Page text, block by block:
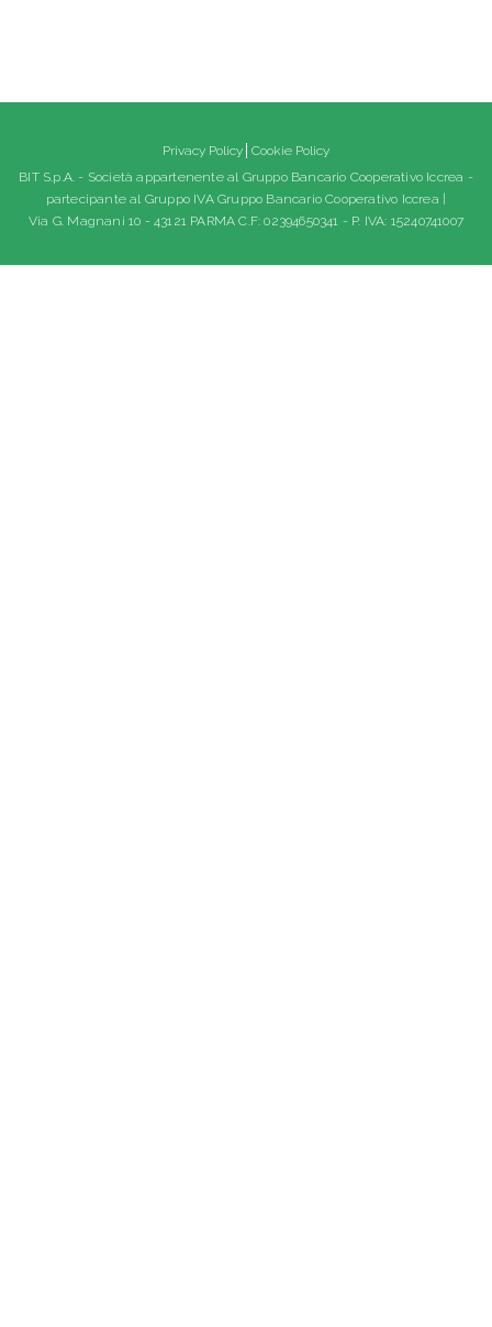
Privacy Policy Cookie Policy
BIT S.p.A. - Società appartenente al Gruppo Bancario Cooperativo Iccrea -
partecipante al Gruppo IVA Gruppo Bancario Cooperativo Iccrea |
Via G. Magnani 10 - 43121 PARMA C.F: 02394650341 - P. IVA: 15240741007